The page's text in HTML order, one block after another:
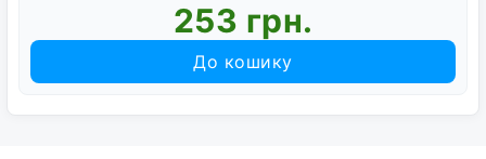
253 грн.
До кошику